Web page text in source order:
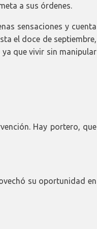
a sus órdenes.
sensaciones y cuenta
el doce de septiembre,
que vivir sin manipular
Hay portero, que
su oportunidad en